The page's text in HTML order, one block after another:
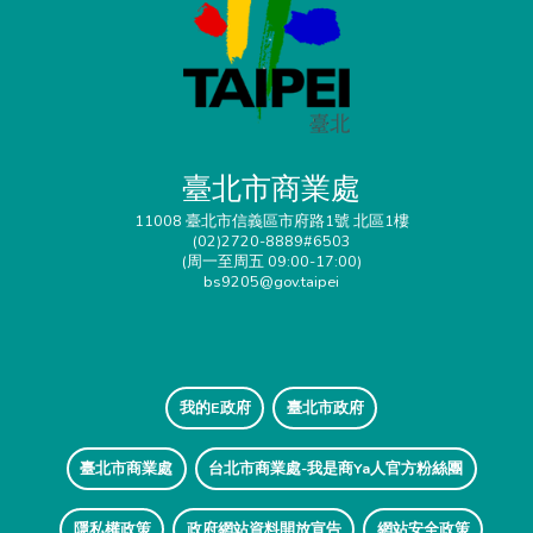
臺北市商業處
11008 臺北市信義區市府路1號 北區1樓
(02)2720-8889#6503
(周一至周五 09:00-17:00)
bs9205@gov.taipei
我的E政府 臺北市政府
臺北市商業處 台北市商業處-我是商Ya人官方粉絲團